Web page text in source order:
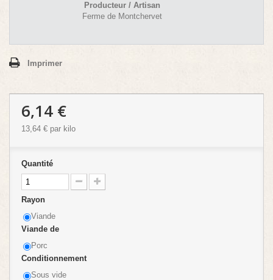
Producteur / Artisan
Ferme de Montchervet
Imprimer
6,14 €
13,64 € par kilo
Quantité
Rayon
Viande
Viande de
Porc
Conditionnement
Sous vide